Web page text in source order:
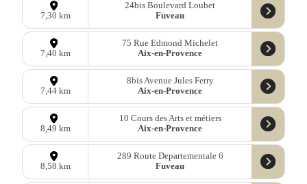
7,30 km
24bis Boulevard Loubet
Fuveau
7,40 km
75 Rue Edmond Michelet
Aix-en-Provence
7,44 km
8bis Avenue Jules Ferry
Aix-en-Provence
8,49 km
10 Cours des Arts et métiers
Aix-en-Provence
8,58 km
289 Route Departementale 6
Fuveau